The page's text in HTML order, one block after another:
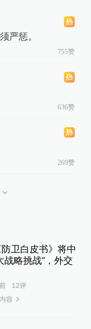
严惩。
755赞
636赞
269赞
卫白皮书》将中
战略挑战”，外交
12评
容